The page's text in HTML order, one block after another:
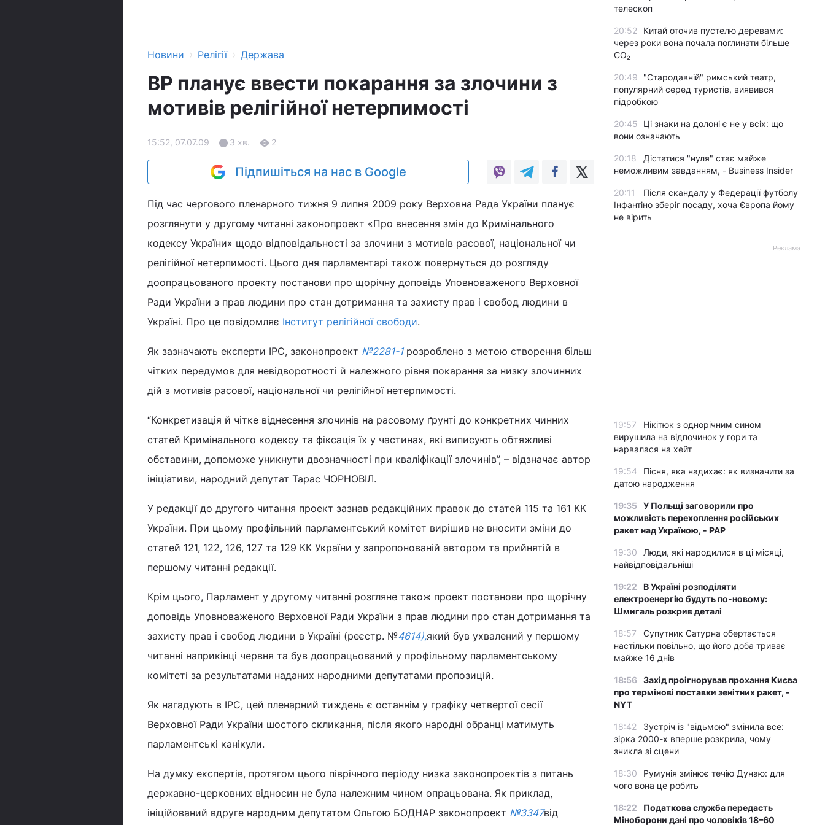
Новини › Релігії › Держава
ВР планує ввести покарання за злочини з
мотивів релігійної нетерпимості
15:52, 07.07.09 3 хв. 2
Підпишіться на нас в Google
Під час чергового пленарного тижня 9 липня 2009 року Верховна Рада України планує
розглянути у другому читанні законопроект «Про внесення змін до Кримінального
кодексу України» щодо відповідальності за злочини з мотивів расової, національної чи
релігійної нетерпимості. Цього дня парламентарі також повернуться до розгляду
доопрацьованого проекту постанови про щорічну доповідь Уповноваженого Верховної
Ради України з прав людини про стан дотримання та захисту прав і свобод людини в
Україні. Про це повідомляє Інститут релігійної свободи.
Як зазначають експерти ІРС, законопроект №2281-1розроблено з метою створення більш
чітких передумов для невідворотності й належного рівня покарання за низку злочинних
дій з мотивів расової, національної чи релігійної нетерпимості.
“Конкретизація й чітке віднесення злочинів на расовому ґрунті до конкретних чинних
статей Кримінального кодексу та фіксація їх у частинах, які виписують обтяжливі
обставини, допоможе уникнути двозначності при кваліфікації злочинів”, – відзначає автор
ініціативи, народний депутат Тарас ЧОРНОВІЛ.
У редакції до другого читання проект зазнав редакційних правок до статей 115 та 161 КК
України. При цьому профільний парламентський комітет вирішив не вносити зміни до
статей 121, 122, 126, 127 та 129 КК України у запропонованій автором та прийнятій в
першому читанні редакції.
Крім цього, Парламент у другому читанні розгляне також проект постанови про щорічну
доповідь Уповноваженого Верховної Ради України з прав людини про стан дотримання та
захисту прав і свобод людини в Україні (реєстр. №4614),який був ухвалений у першому
читанні наприкінці червня та був доопрацьований у профільному парламентському
комітеті за результатами наданих народними депутатами пропозицій.
Як нагадують в ІРС, цей пленарний тиждень є останнім у графіку четвертої сесії
Верховної Ради України шостого скликання, після якого народні обранці матимуть
парламентські канікули.
На думку експертів, протягом цього піврічного періоду низка законопроектів з питань
державно-церковних відносин не була належним чином опрацьована. Як приклад,
ініційований вдруге народним депутатом Ольгою БОДНАР законопроект №3347від
телескоп
20:52
Китай оточив пустелю деревами:
через роки вона почала поглинати більше
CO₂
20:49
"Стародавній" римський театр,
популярний серед туристів, виявився
підробкою
20:45
Ці знаки на долоні є не у всіх: що
вони означають
20:18
Дістатися "нуля" стає майже
неможливим завданням, - Business Insider
20:11
Після скандалу у Федерації футболу
Інфантіно зберіг посаду, хоча Європа йому
не вірить
Реклама
19:57
Нікітюк з однорічним сином
вирушила на відпочинок у гори та
нарвалася на хейт
19:54
Пісня, яка надихає: як визначити за
датою народження
19:35 У Польщі заговорили про
можливість перехоплення російських
ракет над Україною, - PAP
19:30
Люди, які народилися в ці місяці,
найвідповідальніші
19:22
В Україні розподіляти
електроенергію будуть по-новому:
Шмигаль розкрив деталі
18:57
Супутник Сатурна обертається
настільки повільно, що його доба триває
майже 16 днів
18:56 Захід проігнорував прохання Києва
про термінові поставки зенітних ракет, -
NYT
18:42
Зустріч із "відьмою" змінила все:
зірка 2000-х вперше розкрила, чому
зникла зі сцени
18:30
Румунія змінює течію Дунаю: для
чого вона це робить
18:22
Податкова служба передасть
Міноборони дані про чоловіків 18–60